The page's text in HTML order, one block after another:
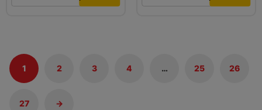
1 2 3 4 … 25 26
27 →